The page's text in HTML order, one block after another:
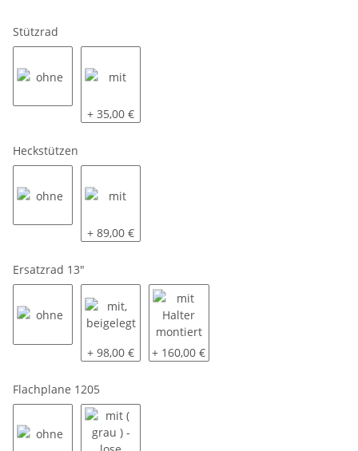
Stützrad
mit
+ 35,00 €
Heckstützen
mit
+ 89,00 €
Ersatzrad 13"
mit, beigelegt
+ 98,00 € mit Halter montiert
+ 160,00 €
Flachplane 1205